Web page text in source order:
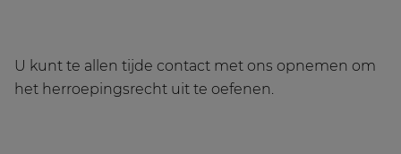
U kunt te allen tijde contact met ons opnemen om
het herroepingsrecht uit te oefenen.